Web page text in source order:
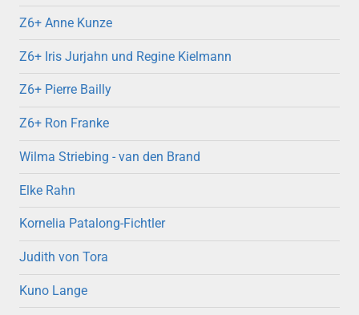
Z6+ Anne Kunze
Z6+ Iris Jurjahn und Regine Kielmann
Z6+ Pierre Bailly
Z6+ Ron Franke
Wilma Striebing - van den Brand
Elke Rahn
Kornelia Patalong-Fichtler
Judith von Tora
Kuno Lange